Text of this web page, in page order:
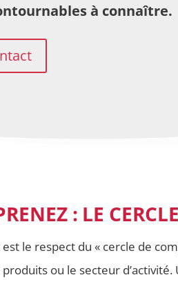
à connaître.
: LE
le respect du « cercle de
ou le secteur d’activité.